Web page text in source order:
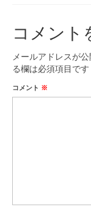
コメント
メールアドレスが
る欄は必須項目です
コメント ※